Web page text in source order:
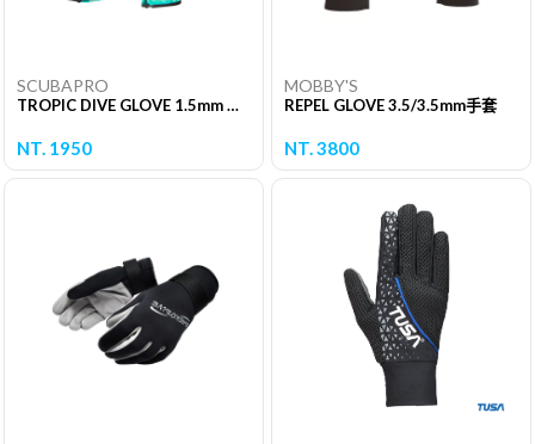
SCUBAPRO
TROPIC DIVE GLOVE 1.5mm 保暖手套
NT. 1950
MOBBY'S
REPEL GLOVE 3.5/3.5mm手套
NT. 3800